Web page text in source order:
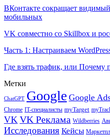
ВКонтакте сокращает
мобильных
VK совместно со Skillbox и
Часть 1: Настраиваем
Где взять трафик, или Почему
Метки
ChatGPT Google Google
Chrome IT-специалисты myTarget
VK VK Реклама Wildberries
Исследования Кейсы